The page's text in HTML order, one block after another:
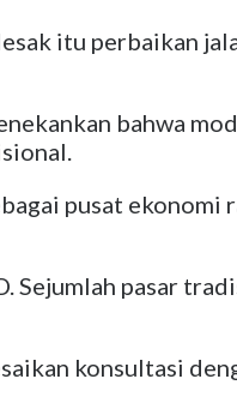
itu perbaikan
bahwa
pusat ekonomi
Sejumlah pasar
konsultasi